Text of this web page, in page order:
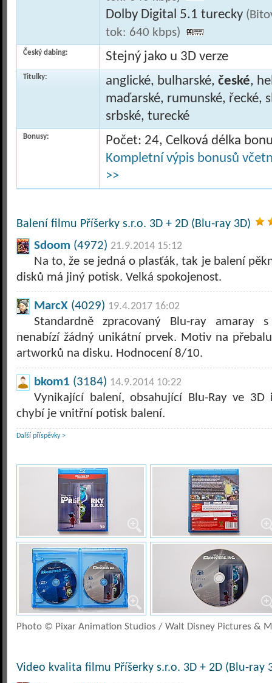
Dolby Digital 5.1 turecky
tok: 640 kbps)
Český dabing: Stejný jako u 3D verze
Titulky: anglické, bulharské, české,
maďarské, rumunské, řecké,
srbské, turecké
Bonusy:
Počet: 24, Celková délka
Kompletní výpis bonusů
>>
Balení filmu Příšerky s.r.o. 3D + 2D (Blu-ray 3D)
Sdoom (4972) 21.9.2014 15:12
Na to, že se jedná o plasťák, tak je balení
disků má jiný potisk. Velká spokojenost.
MarcX (4029) 19.4.2017 16:02
Standardně zpracovaný Blu-ray amaray
nenabízí žádný unikátní prvek. Motiv na
artworků na disku. Hodnocení 8/10.
bkom1 (3184) 14.9.2014 10:22
Vynikající balení, obsahující Blu-Ray ve 3D
chybí je vnitřní potisk balení.
Další příspěvky >
Photo © Pixar Animation Studios / Walt Disney Pictures &
Video kvalita filmu Příšerky s.r.o. 3D + 2D (Blu-ray